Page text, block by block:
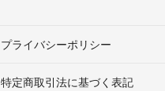
プライバシーポリシー
特定商取引法に基づく表記